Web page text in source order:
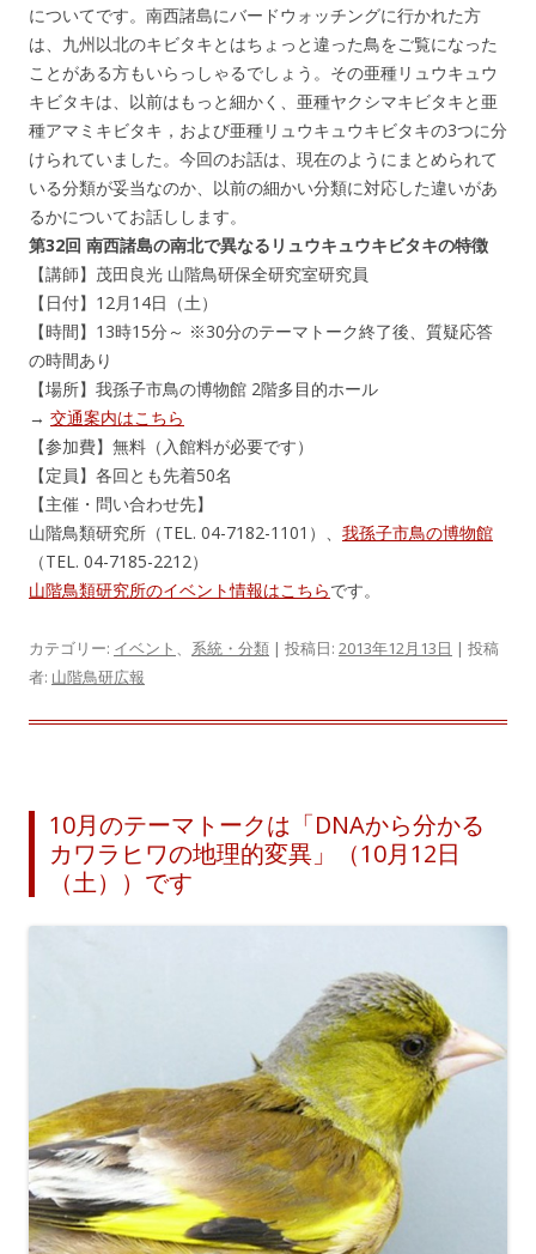
についてです。南西諸島にバードウォッチングに行かれた方
は、九州以北のキビタキとはちょっと違った鳥をご覧になった
ことがある方もいらっしゃるでしょう。その亜種リュウキュウ
キビタキは、以前はもっと細かく、亜種ヤクシマキビタキと亜
種アマミキビタキ，および亜種リュウキュウキビタキの3つに分
けられていました。今回のお話は、現在のようにまとめられて
いる分類が妥当なのか、以前の細かい分類に対応した違いがあ
るかについてお話しします。
第32回 南西諸島の南北で異なるリュウキュウキビタキの特徴
【講師】茂田良光 山階鳥研保全研究室研究員
【日付】12月14日（土）
【時間】13時15分～ ※30分のテーマトーク終了後、質疑応答
の時間あり
【場所】我孫子市鳥の博物館 2階多目的ホール
→ 交通案内はこちら
【参加費】無料（入館料が必要です）
【定員】各回とも先着50名
【主催・問い合わせ先】
山階鳥類研究所（TEL. 04-7182-1101）、 我孫子市鳥の博物館
（TEL. 04-7185-2212）
山階鳥類研究所のイベント情報はこちらです。
カテゴリー: イベント 、 系統・分類 | 投稿日: 2013年12月13日 | 投稿
者: 山階鳥研広報
10月のテーマトークは「DNAから分かる
カワラヒワの地理的変異」（10月12日
（土））です